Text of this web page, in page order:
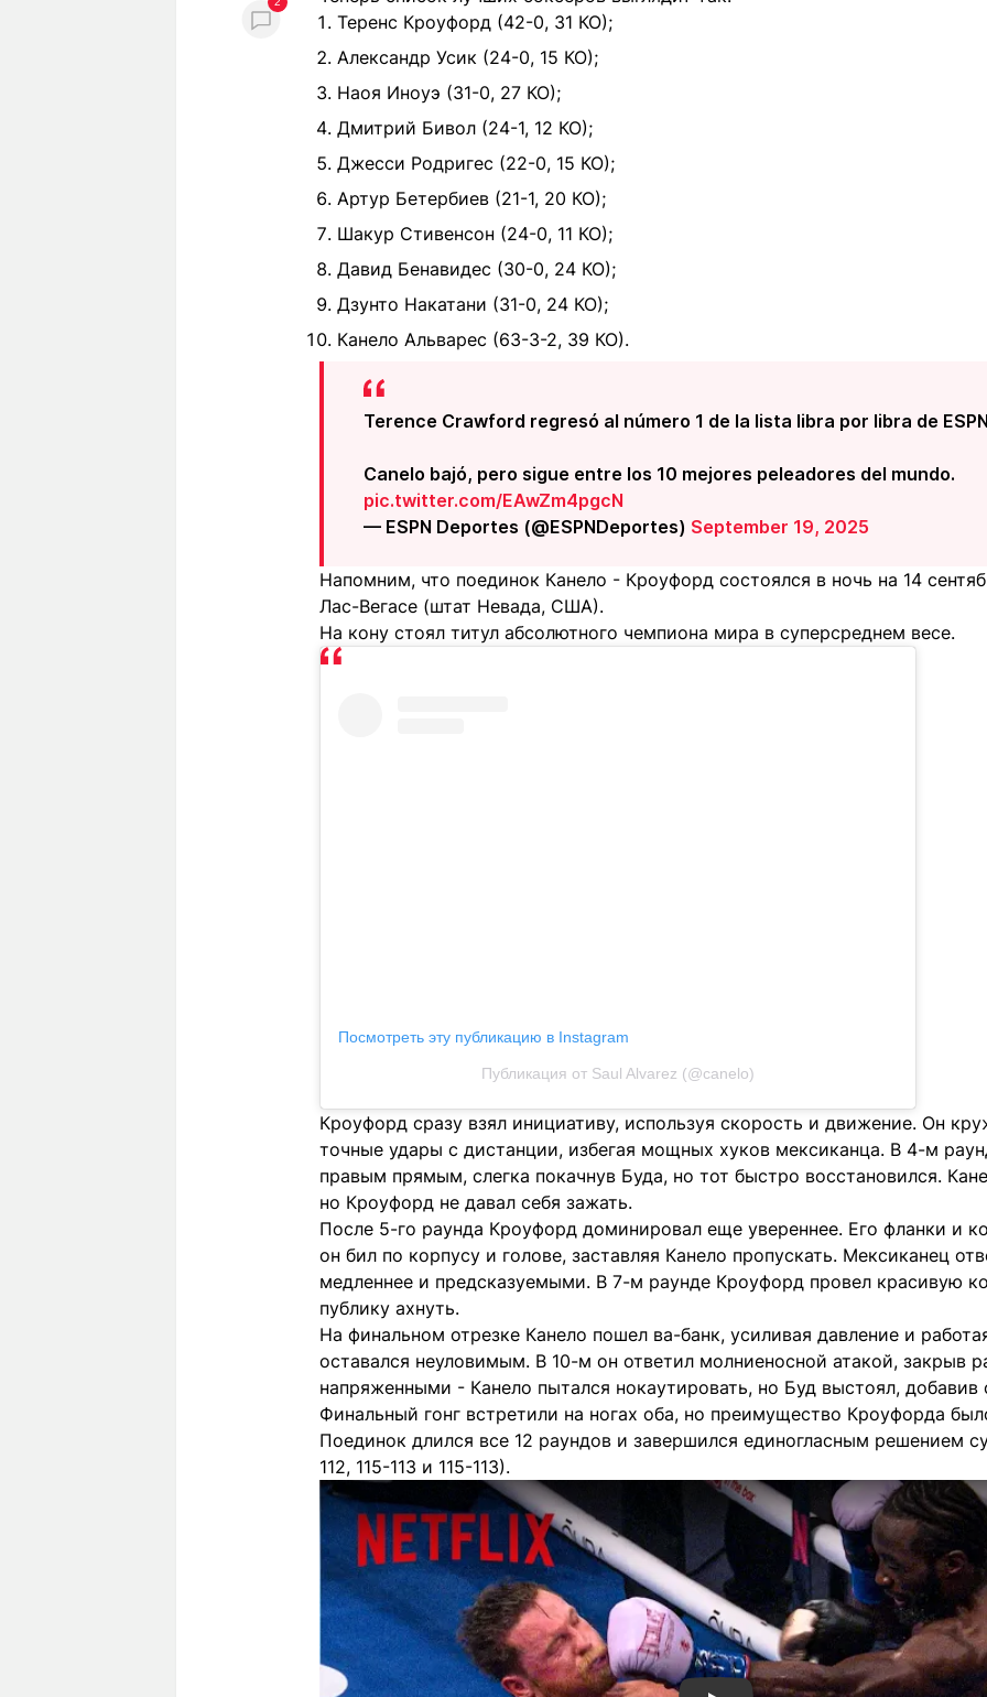
Теренс Кроуфорд (42-0, 31 КО);
Александр Усик (24-0, 15 КО);
Наоя Иноуэ (31-0, 27 КО);
Дмитрий Бивол (24-1, 12 КО);
Джесси Родригес (22-0, 15 КО);
Артур Бетербиев (21-1, 20 КО);
Шакур Стивенсон (24-0, 11 КО);
Давид Бенавидес (30-0, 24 КО);
Дзунто Накатани (31-0, 24 КО);
Канело Альварес (63-3-2, 39 КО).
Terence Crawford regresó al número 1 de la lista libra por libra de
Canelo bajó, pero sigue entre los 10 mejores peleadores del mundo.
pic.twitter.com/EAwZm4pgcN
— ESPN Deportes (@ESPNDeportes) September 19, 2025
Напомним, что поединок Канело - Кроуфорд состоялся в ночь на 14
Лас-Вегасе (штат Невада, США).
На кону стоял титул абсолютного чемпиона мира в суперсреднем весе.
Посмотреть эту публикацию в Instagram
Публикация от Saul Alvarez (@canelo)
Кроуфорд сразу взял инициативу, используя скорость и движение. Он
точные удары с дистанции, избегая мощных хуков мексиканца. В 4-м
правым прямым, слегка покачнув Буда, но тот быстро восстановился.
но Кроуфорд не давал себя зажать.
После 5-го раунда Кроуфорд доминировал еще увереннее. Его фланки и
он бил по корпусу и голове, заставляя Канело пропускать. Мексиканец
медленнее и предсказуемыми. В 7-м раунде Кроуфорд провел красивую
публику ахнуть.
На финальном отрезке Канело пошел ва-банк, усиливая давление и
оставался неуловимым. В 10-м он ответил молниеносной атакой, закрыв
напряженными - Канело пытался нокаутировать, но Буд выстоял,
Финальный гонг встретили на ногах оба, но преимущество Кроуфорда
Поединок длился все 12 раундов и завершился единогласным решением
112, 115-113 и 115-113).